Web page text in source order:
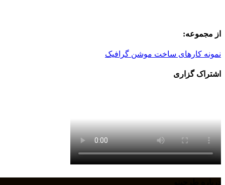
از مجموعه:
نمونه کارهای ساخت موشن گرافیک
اشتراک گزاری